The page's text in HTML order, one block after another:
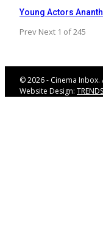
Young Actors
Prev Next 1 of 245
© 2026 - Cinema Inbox.
Website Design: